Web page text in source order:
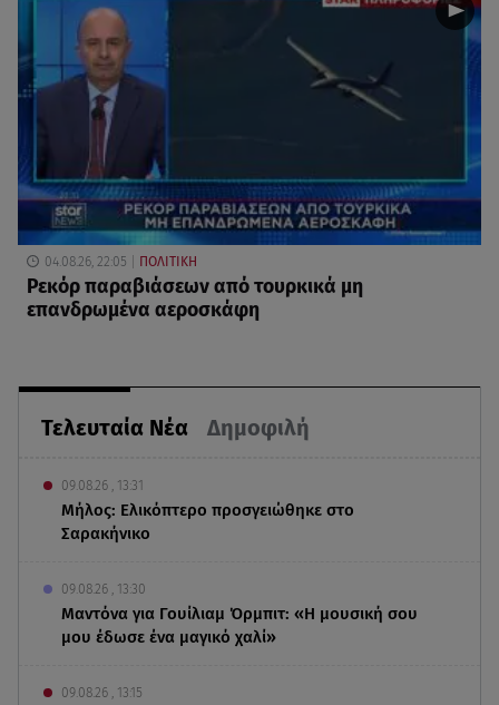
Τελευταία Νέα Δημοφιλή
09.08.26 , 13:31
Μήλος: Ελικόπτερο προσγειώθηκε στο
Σαρακήνικο
09.08.26 , 13:30
Μαντόνα για Γουίλιαμ Όρμπιτ: «Η μουσική σου
μου έδωσε ένα μαγικό χαλί»
09.08.26 , 13:15
04.08.26, 22:05 ΠΟΛΙΤΙΚΗ
Ρεκόρ παραβιάσεων από τουρκικά μη
επανδρωμένα αεροσκάφη